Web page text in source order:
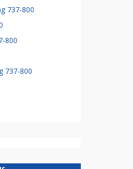
737-800
800
737-800